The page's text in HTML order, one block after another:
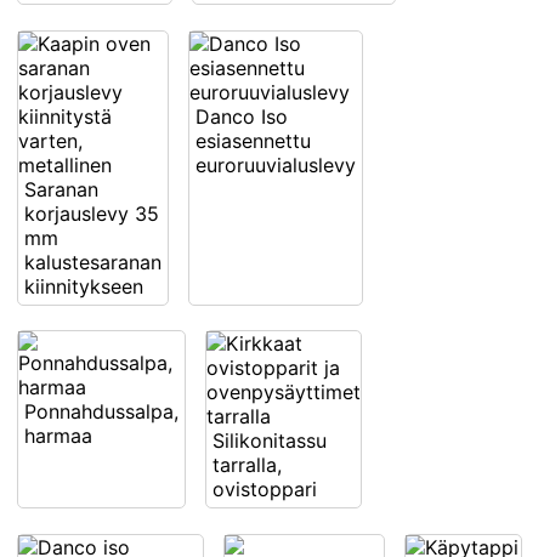
Saranan
korjauslevy 35
mm
kalustesaranan
kiinnitykseen
Danco Iso
esiasennettu
euroruuvialuslevy
Ponnahdussalpa,
harmaa
Silikonitassu
tarralla,
ovistoppari